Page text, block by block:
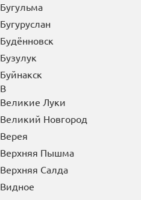
Бугульма
Бугуруслан
Будённовск
Бузулук
Буйнакск
В
Великие Луки
Великий Новгород
Верея
Верхняя Пышма
Верхняя Салда
Видное